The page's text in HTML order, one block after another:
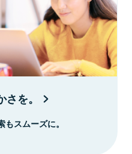
を。
スムーズに。